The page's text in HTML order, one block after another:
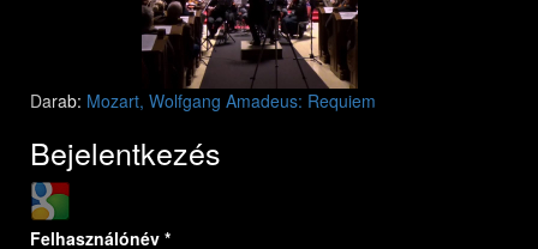
Darab: Mozart, Wolfgang Amadeus: Requiem
Bejelentkezés
Login with Google
Felhasználónév *